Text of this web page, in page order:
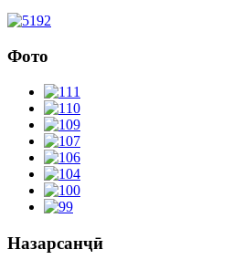
Фото
Назарсанҷӣ